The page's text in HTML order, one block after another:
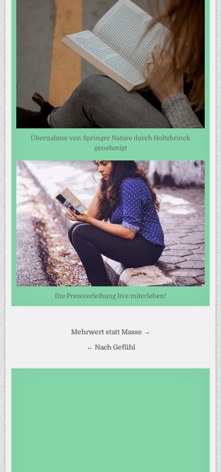
Übernahme von Springer Nature durch Holtzbrinck
genehmigt
Die Preisverleihung live miterleben!
Beitragsnavigation
Mehrwert statt Masse →
← Nach Gefühl